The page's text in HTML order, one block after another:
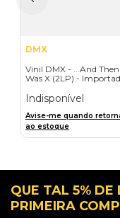
DMX
Vinil DMX - ...And
Was X (2LP) -
Indisponível
Avise-me quando
ao estoque
QUE TAL 5% DE
PRIMEIRA